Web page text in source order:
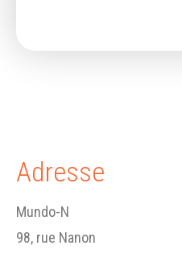
Adresse
Mundo-N
98, rue Nanon